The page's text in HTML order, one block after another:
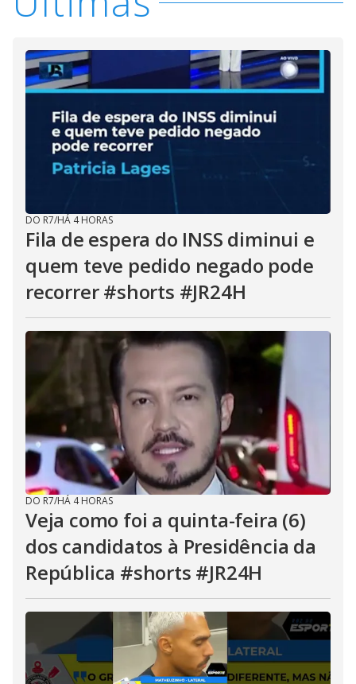
DO R7/HÁ 4 HORAS
Fila de espera do INSS diminui e
quem teve pedido negado pode
recorrer #shorts #JR24H
DO R7/HÁ 4 HORAS
Veja como foi a quinta-feira (6)
dos candidatos à Presidência da
República #shorts #JR24H